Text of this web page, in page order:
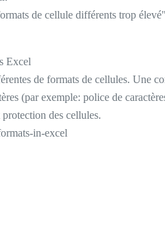
de cellule différents trop
Excel
de formats de cellules. Une
(par exemple: police de
des cellules.
in-excel